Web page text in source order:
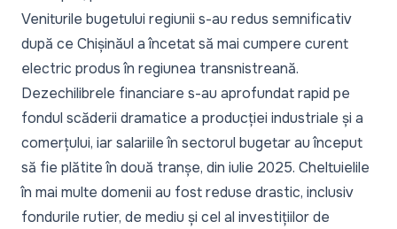
Veniturile bugetului regiunii s-au redus semnificativ
după ce Chișinăul a încetat să mai cumpere curent
electric produs în regiunea transnistreană.
Dezechilibrele financiare s-au aprofundat rapid pe
fondul scăderii dramatice a producției industriale și a
comerțului, iar salariile în sectorul bugetar au început
să fie plătite în două tranșe, din iulie 2025. Cheltuielile
în mai multe domenii au fost reduse drastic, inclusiv
fondurile rutier, de mediu și cel al investițiilor de